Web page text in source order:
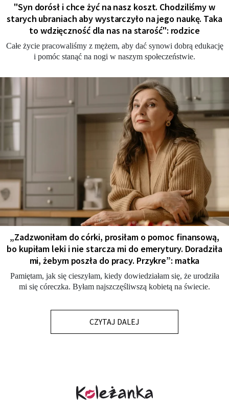
"Syn dorósł i chce żyć na nasz koszt. Chodziliśmy w
starych ubraniach aby wystarczyło na jego naukę. Taka
to wdzięczność dla nas na starość": rodzice
Całe życie pracowaliśmy z mężem, aby dać synowi dobrą edukację
i pomóc stanąć na nogi w naszym społeczeństwie.
„Zadzwoniłam do córki, prosiłam o pomoc finansową,
bo kupiłam leki i nie starcza mi do emerytury. Doradziła
mi, żebym poszła do pracy. Przykre”: matka
Pamiętam, jak się cieszyłam, kiedy dowiedziałam się, że urodziła
mi się córeczka. Byłam najszczęśliwszą kobietą na świecie.
CZYTAJ DALEJ